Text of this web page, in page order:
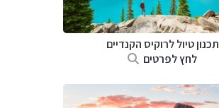
תכנון טיול לרוקיס הקנדיים
לחץ לפרטים